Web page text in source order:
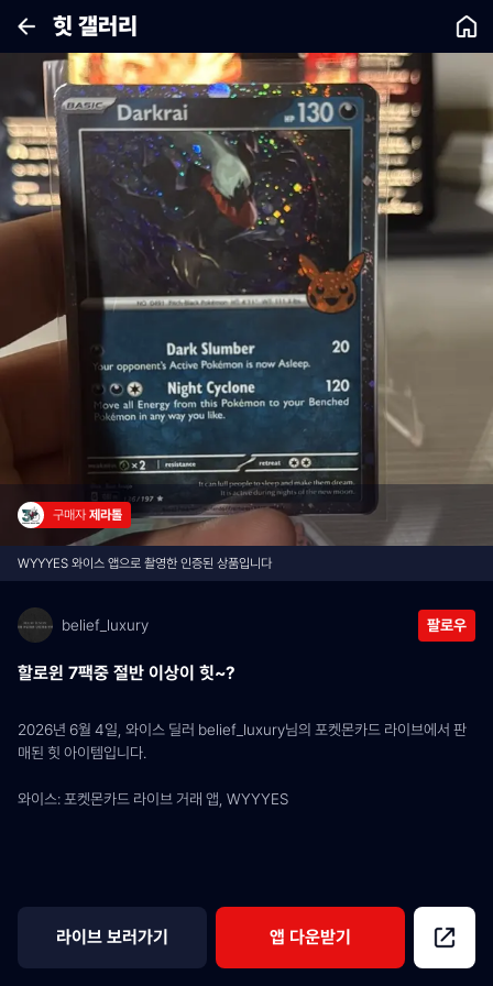
힛 갤러리
구매자 제라톨
WYYYES 와이스 앱으로 촬영한 인증된 상품입니다
belief_luxury 팔로우
할로윈 7팩중 절반 이상이 힛~?
2026년 6월 4일, 와이스 딜러 belief_luxury님의 포켓몬카드 라이브에서 판
매된 힛 아이템입니다.
와이스: 포켓몬카드 라이브 거래 앱, WYYYES
라이브 보러가기 앱 다운받기